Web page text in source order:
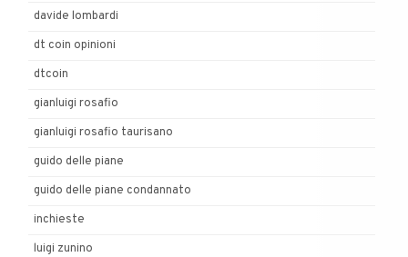
davide lombardi
dt coin opinioni
dtcoin
gianluigi rosafio
gianluigi rosafio taurisano
guido delle piane
guido delle piane condannato
inchieste
luigi zunino